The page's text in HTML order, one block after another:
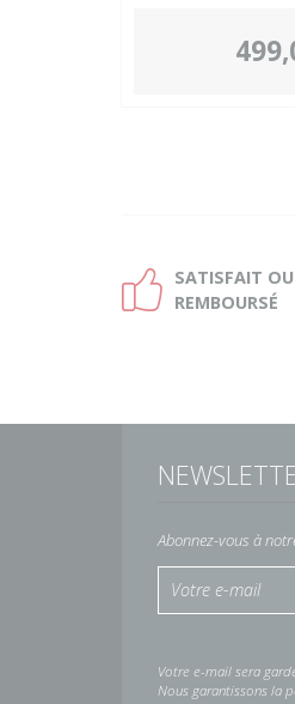
Ð SATISFAIT OU
REMBOURSÉ
Abonnez-vous à
Votre e-mail sera
Nous garantissons la